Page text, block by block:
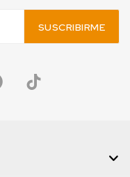
SUSCRIBIRME
